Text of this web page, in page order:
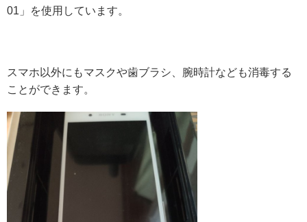
01」を使用しています。
スマホ以外にもマスクや歯ブラシ、腕時計なども消毒する
ことができます。